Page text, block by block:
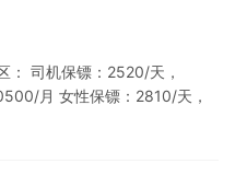
： 司机保镖：2520/天，
月 女性保镖：2810/天，